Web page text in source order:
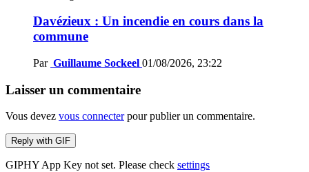
Davézieux : Un incendie en cours dans la
commune
Par Guillaume Sockeel 01/08/2026, 23:22
Laisser un commentaire
Vous devez vous connecterpour publier un commentaire.
Reply with GIF
GIPHY App Key not set. Please check settings